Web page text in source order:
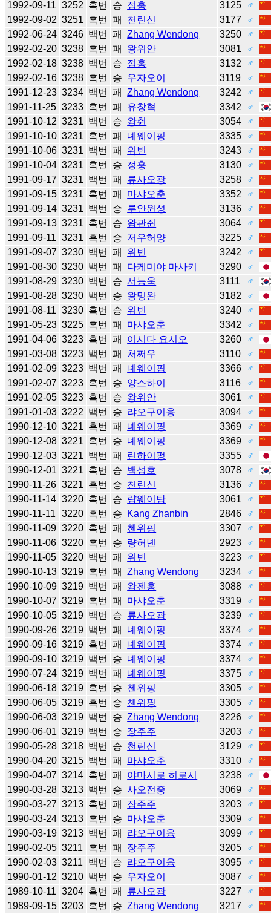
1992-09-11 3252 흑번 승 정훙 3125
♂
1992-09-02 3251 흑번 패 천린신 3177
♂
1992-06-24 3246 백번 패 Zhang Wendong 3250
♂
1992-02-20 3238 흑번 패 왕위안 3081
♂
1992-02-18 3238 백번 승 정훙 3132
♂
1992-02-16 3238 흑번 승 우자오이 3119
♂
1991-12-23 3234 백번 패 Zhang Wendong 3242
♂
1991-11-25 3233 흑번 패 유창혁 3342
♂
1991-10-12 3231 백번 승 왕췬 3054
♂
1991-10-10 3231 흑번 패 녜웨이핑 3335
♂
1991-10-06 3231 백번 패 위빈 3243
♂
1991-10-04 3231 흑번 승 정훙 3130
♂
1991-09-17 3231 백번 패 류사오광 3258
♂
1991-09-15 3231 흑번 패 마샤오춘 3352
♂
1991-09-14 3231 백번 승 루안윈성 3136
♂
1991-09-13 3231 흑번 승 왕관쥔 3064
♂
1991-09-11 3231 흑번 승 저우허양 3225
♂
1991-09-07 3230 백번 패 위빈 3242
♂
1991-08-30 3230 백번 패 다케미야 마사키 3290
♂
1991-08-29 3230 백번 승 서능욱 3111
♂
1991-08-28 3230 백번 승 왕밍완 3182
♂
1991-08-11 3230 흑번 승 위빈 3240
♂
1991-05-23 3225 흑번 패 마샤오춘 3342
♂
1991-04-06 3223 흑번 패 이시다 요시오 3260
♂
1991-03-08 3223 백번 패 처쩌우 3110
♂
1991-02-09 3223 백번 패 녜웨이핑 3366
♂
1991-02-07 3223 흑번 승 양스하이 3116
♂
1991-02-05 3223 흑번 승 왕위안 3061
♂
1991-01-03 3222 백번 승 랴오구이융 3094
♂
1990-12-10 3221 흑번 패 녜웨이핑 3369
♂
1990-12-08 3221 흑번 승 녜웨이핑 3369
♂
1990-12-03 3221 백번 패 린하이펑 3355
♂
1990-12-01 3221 흑번 승 백성호 3078
♂
1990-11-26 3221 흑번 승 천린신 3136
♂
1990-11-14 3220 흑번 승 량웨이탕 3061
♂
1990-11-11
3220 흑번 승 Kang Zhanbin 2846
♂
1990-11-09 3220 흑번 패 첸위핑 3307
♂
1990-11-06 3220 흑번 승 량허녠 2923
♂
1990-11-05 3220 백번 패 위빈 3223
♂
1990-10-13 3219 흑번 패 Zhang Wendong 3234
♂
1990-10-09 3219 백번 패 왕젠훙 3088
♂
1990-10-07 3219 흑번 패 마샤오춘 3319
♂
1990-10-05 3219 백번 승 류사오광 3239
♂
1990-09-26 3219 백번 패 녜웨이핑 3374
♂
1990-09-16 3219 흑번 패 녜웨이핑 3374
♂
1990-09-10 3219 백번 승 녜웨이핑 3374
♂
1990-07-24 3219 백번 패 녜웨이핑 3375
♂
1990-06-18 3219 흑번 승 첸위핑 3305
♂
1990-06-05 3219 흑번 승 첸위핑 3305
♂
1990-06-03 3219 백번 승 Zhang Wendong 3226
♂
1990-06-01 3219 백번 승 장주주 3203
♂
1990-05-28 3218 백번 승 천린신 3129
♂
1990-04-20 3215 백번 패 마샤오춘 3310
♂
1990-04-07 3214 흑번 패 야마시로 히로시 3238
♂
1990-03-28 3213 백번 승 사오전중 3069
♂
1990-03-27 3213 흑번 패 장주주 3203
♂
1990-03-24 3213 흑번 승 마샤오춘 3309
♂
1990-03-19 3213 백번 패 랴오구이융 3099
♂
1990-02-05 3211 흑번 패 장주주 3205
♂
1990-02-03 3211 백번 승 랴오구이융 3095
♂
1990-01-12 3210 백번 승 우자오이 3087
♂
1989-10-11 3204 흑번 패 류사오광 3227
♂
1989-09-15 3203 흑번 승 Zhang Wendong 3217
♂